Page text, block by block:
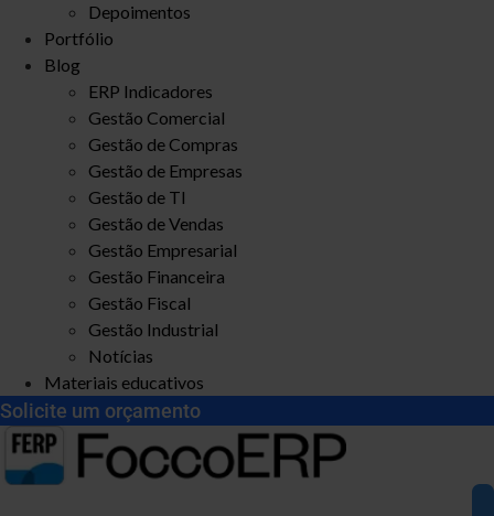
Depoimentos
Portfólio
Blog
ERP Indicadores
Gestão Comercial
Gestão de Compras
Gestão de Empresas
Gestão de TI
Gestão de Vendas
Gestão Empresarial
Gestão Financeira
Gestão Fiscal
Gestão Industrial
Notícias
Materiais educativos
Solicite um orçamento